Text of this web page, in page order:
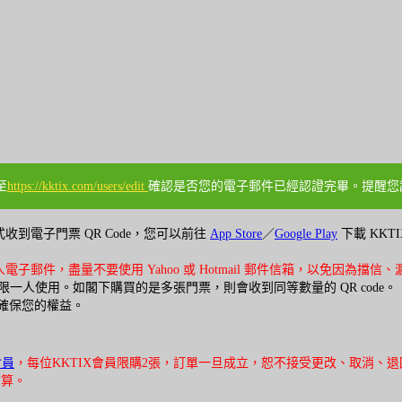
https://kktix.com/users/edit 確認是否您的電子郵件已經認證完畢。提醒
到電子門票 QR Code，您可以前往 App Store ／Google Play 下載
子郵件，盡量不要使用 Yahoo 或 Hotmail 郵件信箱，以免因為擋信
人使用。如閣下購買的是多張門票，則會收到同等數量的 QR code。
保您的權益。
，每位KKTIX會員限購2張，訂單一旦成立，恕不接受更改、取消、
。